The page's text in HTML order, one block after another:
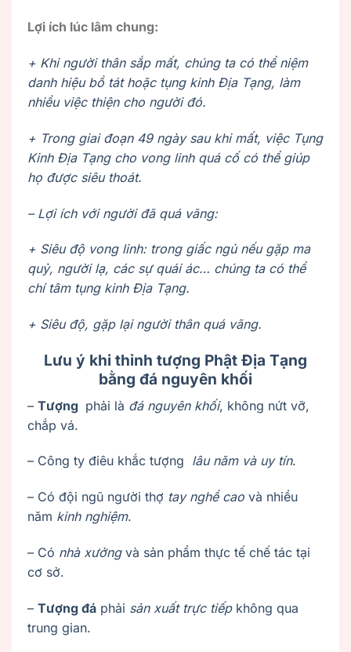
Lợi ích lúc lâm chung:
+ Khi người thân sắp mất, chúng ta có thể niệm
danh hiệu bồ tát hoặc tụng kinh Địa Tạng, làm
nhiều việc thiện cho người đó.
+ Trong giai đoạn 49 ngày sau khi mất, việc Tụng
Kinh Địa Tạng cho vong linh quá cố có thể giúp
họ được siêu thoát.
– Lợi ích với người đã quá vãng:
+ Siêu độ vong linh: trong giấc ngủ nếu gặp ma
quỷ, người lạ, các sự quái ác… chúng ta có thể
chí tâm tụng kinh Địa Tạng.
+ Siêu độ, gặp lại người thân quá vãng.
Lưu ý khi thỉnh tượng Phật Địa Tạng
bằng đá nguyên khối
– Tượng phải là đá nguyên khối, không nứt vỡ,
chắp vá.
– Công ty điêu khắc tượng lâu năm và uy tín.
– Có đội ngũ người thợ tay nghề cao và nhiều
năm kinh nghiệm.
– Có nhà xưởngvà sản phẩm thực tế chế tác tại
cơ sở.
– Tượng đá phải sản xuất trực tiếpkhông qua
trung gian.